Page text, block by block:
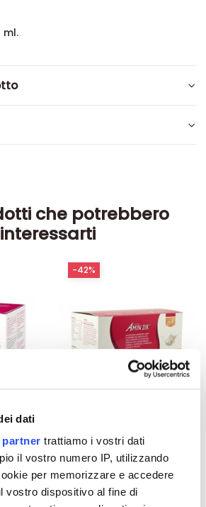
dati
partner trattiamo i vostri dati
il vostro numero IP, utilizzando
per memorizzare e accedere
vostro dispositivo al fine di
ml.
che potrebbero
interessarti
- 21
€
Integratori per dimagrire
Amin 21 K neutro
32,00 €55,18 €
-42%